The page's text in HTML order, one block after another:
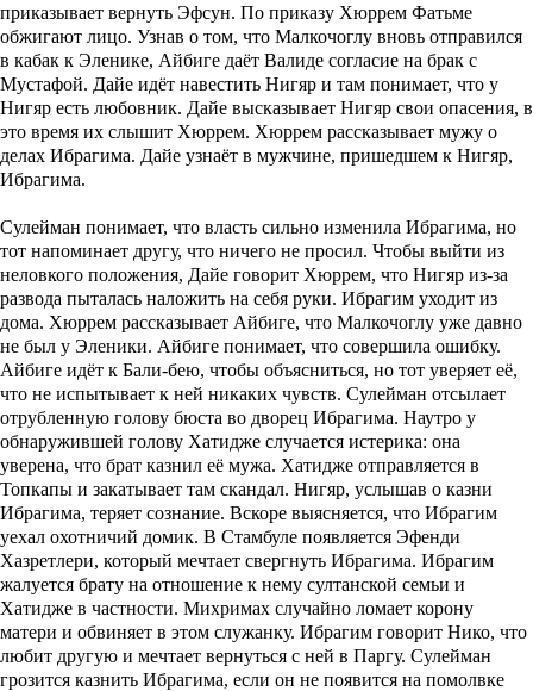
приказывает вернуть Эфсун. По приказу Хюррем Фатьме
обжигают лицо. Узнав о том, что Малкочоглу вновь отправился
в кабак к Эленике, Айбиге даёт Валиде согласие на брак с
Мустафой. Дайе идёт навестить Нигяр и там понимает, что у
Нигяр есть любовник. Дайе высказывает Нигяр свои опасения, в
это время их слышит Хюррем. Хюррем рассказывает мужу о
делах Ибрагима. Дайе узнаёт в мужчине, пришедшем к Нигяр,
Ибрагима.
Сулейман понимает, что власть сильно изменила Ибрагима, но
тот напоминает другу, что ничего не просил. Чтобы выйти из
неловкого положения, Дайе говорит Хюррем, что Нигяр из-за
развода пыталась наложить на себя руки. Ибрагим уходит из
дома. Хюррем рассказывает Айбиге, что Малкочоглу уже давно
не был у Эленики. Айбиге понимает, что совершила ошибку.
Айбиге идёт к Бали-бею, чтобы объясниться, но тот уверяет её,
что не испытывает к ней никаких чувств. Сулейман отсылает
отрубленную голову бюста во дворец Ибрагима. Наутро у
обнаружившей голову Хатидже случается истерика: она
уверена, что брат казнил её мужа. Хатидже отправляется в
Топкапы и закатывает там скандал. Нигяр, услышав о казни
Ибрагима, теряет сознание. Вскоре выясняется, что Ибрагим
уехал охотничий домик. В Стамбуле появляется Эфенди
Хазретлери, который мечтает свергнуть Ибрагима. Ибрагим
жалуется брату на отношение к нему султанской семьи и
Хатидже в частности. Михримах случайно ломает корону
матери и обвиняет в этом служанку. Ибрагим говорит Нико, что
любит другую и мечтает вернуться с ней в Паргу. Сулейман
грозится казнить Ибрагима, если он не появится на помолвке